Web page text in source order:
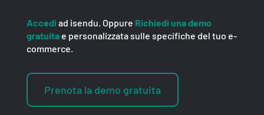
Accedi ad isendu. Oppure Richiedi una demo
gratuita e personalizzata sulle specifiche del tuo e-
commerce.
Prenota la demo gratuita